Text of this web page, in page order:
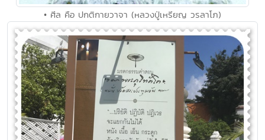
• ศีล คือ ปกติกายวาจา (หลวงปู่เหรียญ วรลาโภ)